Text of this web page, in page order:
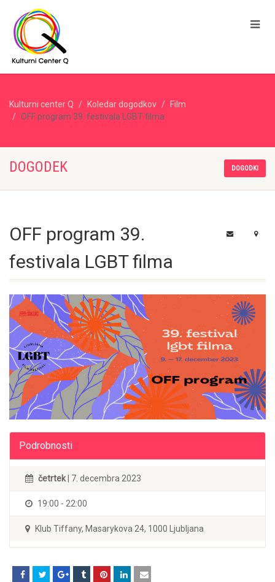
Kulturni center Q Koledar dogodkov
Film
OFF program 39. festivala LGBT filma
DOGODEK DOGODKI
OFF program 39.
festivala LGBT filma
Podrobnosti
četrtek | 7. decembra 2023
19:00 - 22:00
Klub Tiffany, Masarykova 24, 1000 Ljubljana